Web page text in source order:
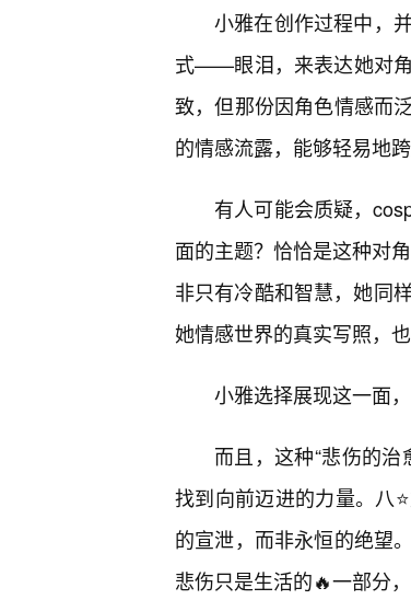
小雅在创作过程中，
式——眼泪，来表达她对
致，但那份因角色情感而
的情感流露，能够轻易地
有人可能会质疑，
面的主题？恰恰是这种对
非只有冷酷和智慧，她同
她情感世界的真实写照，
小雅选择展现这一面
而且，这种“悲伤的治
找到向前迈进的力量。八
的宣泄，而非永恒的绝望
悲伤只是生活的🔥一部分，